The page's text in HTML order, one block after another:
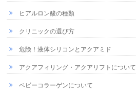
ヒアルロン酸の種類
クリニックの選び方
危険！液体シリコンとアクアミド
アクアフィリング・アクアリフトについて
ベビーコラーゲンについて